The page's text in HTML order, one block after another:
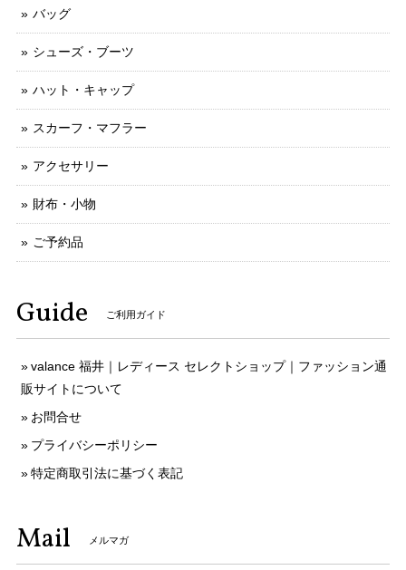
バッグ
シューズ・ブーツ
ハット・キャップ
スカーフ・マフラー
アクセサリー
財布・小物
ご予約品
Guide ご利用ガイド
valance 福井｜レディース セレクトショップ｜ファッション通
販サイトについて
お問合せ
プライバシーポリシー
特定商取引法に基づく表記
Mail メルマガ